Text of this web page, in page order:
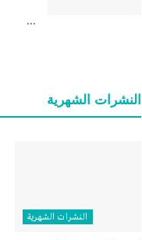
...
النشرات الشهریة
النشرات الشهریة